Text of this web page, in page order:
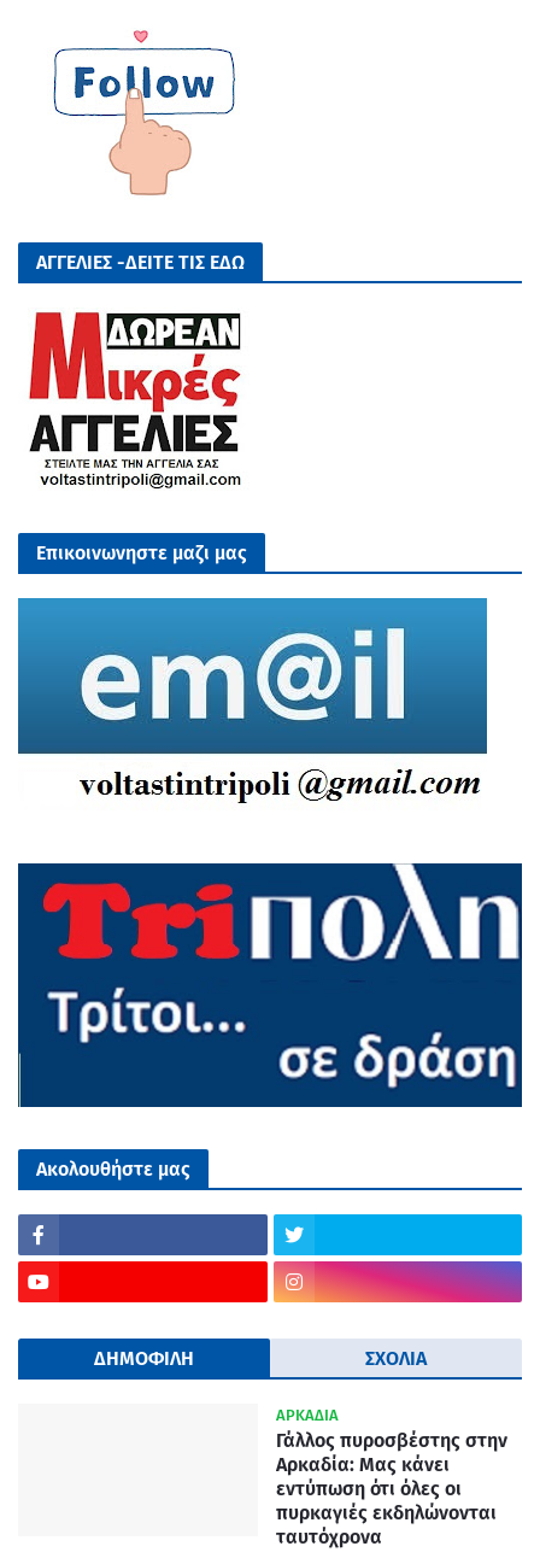
ΑΓΓΕΛΙΕΣ -ΔΕΙΤΕ ΤΙΣ ΕΔΩ
Επικοινωνηστε μαζι μας
Ακολουθήστε μας
ΔΗΜΟΦΙΛΗ ΣΧΟΛΙΑ
ΑΡΚΑΔΙΑ
Γάλλος πυροσβέστης στην
Αρκαδία: Μας κάνει
εντύπωση ότι όλες οι
πυρκαγιές εκδηλώνονται
ταυτόχρονα